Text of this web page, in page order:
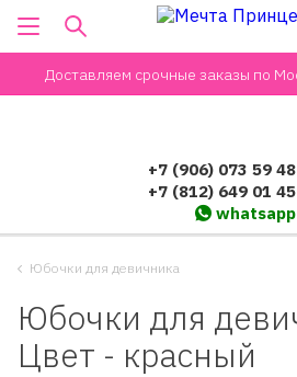
Доставляем срочные заказы по
+7 (906) 073 59
+7 (812) 649 01
whatsapp
Юбочки для девичника
Юбочки для
Цвет - красный